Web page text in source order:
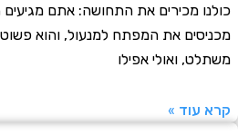
מכירים את התחושה: אתם מגיעים הביתה
את המפתח למנעול, והוא פשוט
ואולי אפילו
»